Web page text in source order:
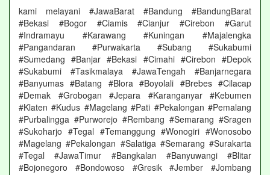
kami melayani #JawaBarat #Bandung #BandungBarat
#Bekasi #Bogor #Ciamis #Cianjur #Cirebon #Garut
#Indramayu #Karawang #Kuningan #Majalengka
#Pangandaran #Purwakarta #Subang #Sukabumi
#Sumedang #Banjar #Bekasi #Cimahi #Cirebon #Depok
#Sukabumi #Tasikmalaya #JawaTengah #Banjarnegara
#Banyumas #Batang #Blora #Boyolali #Brebes #Cilacap
#Demak #Grobogan #Jepara #Karanganyar #Kebumen
#Klaten #Kudus #Magelang #Pati #Pekalongan #Pemalang
#Purbalingga #Purworejo #Rembang #Semarang #Sragen
#Sukoharjo #Tegal #Temanggung #Wonogiri #Wonosobo
#Magelang #Pekalongan #Salatiga #Semarang #Surakarta
#Tegal #JawaTimur #Bangkalan #Banyuwangi #Blitar
#Bojonegoro #Bondowoso #Gresik #Jember #Jombang